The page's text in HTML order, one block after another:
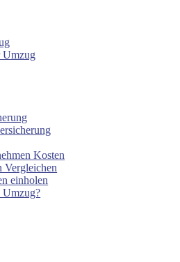
Umzug
Kosten
Vergleichen
einholen
Umzug?